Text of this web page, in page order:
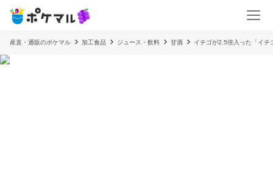
産直・通販のポケマル 加工食品 ジュース・飲料 甘酒 イチゴが2.5倍入った「イ